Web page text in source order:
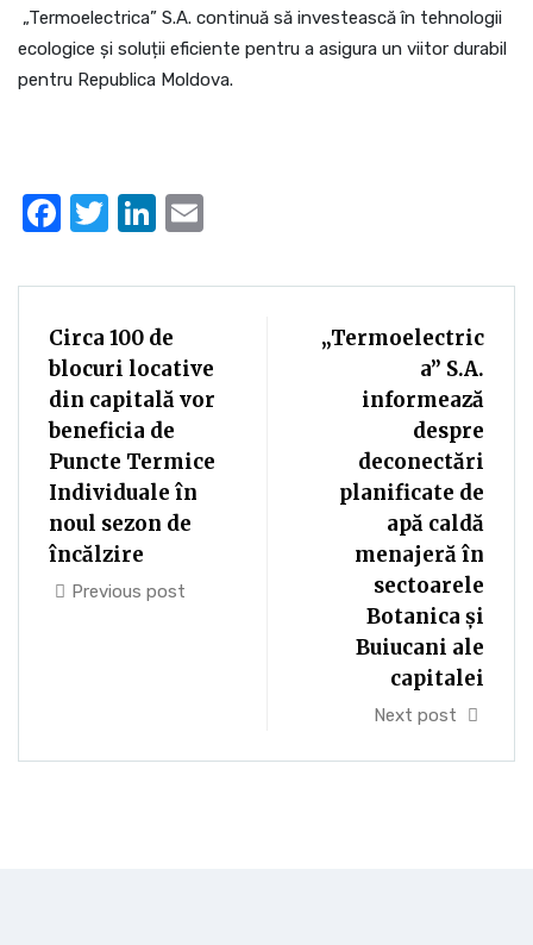
„Termoelectrica” S.A. continuă să investească în tehnologii
ecologice și soluții eficiente pentru a asigura un viitor durabil
pentru Republica Moldova.
Facebook
TwitterLinkedIn
Circa 100 de
blocuri locative
din capitală vor
beneficia de
Puncte Termice
Individuale în
noul sezon de
încălzire
Previous post
„Termoelectric
a” S.A.
informează
despre
deconectări
planificate de
apă caldă
menajeră în
sectoarele
Botanica și
Buiucani ale
capitalei
Next post